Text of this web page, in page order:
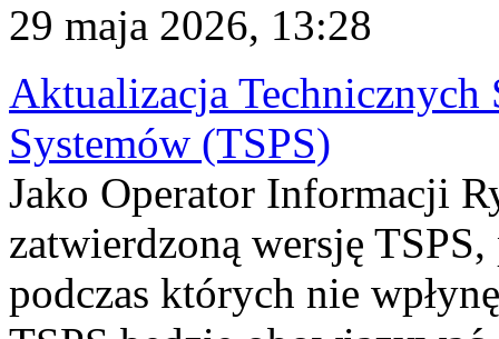
29 maja 2026, 13:28
Aktualizacja Technicznych
Systemów (TSPS)
Jako Operator Informacji
zatwierdzoną wersję
podczas których nie